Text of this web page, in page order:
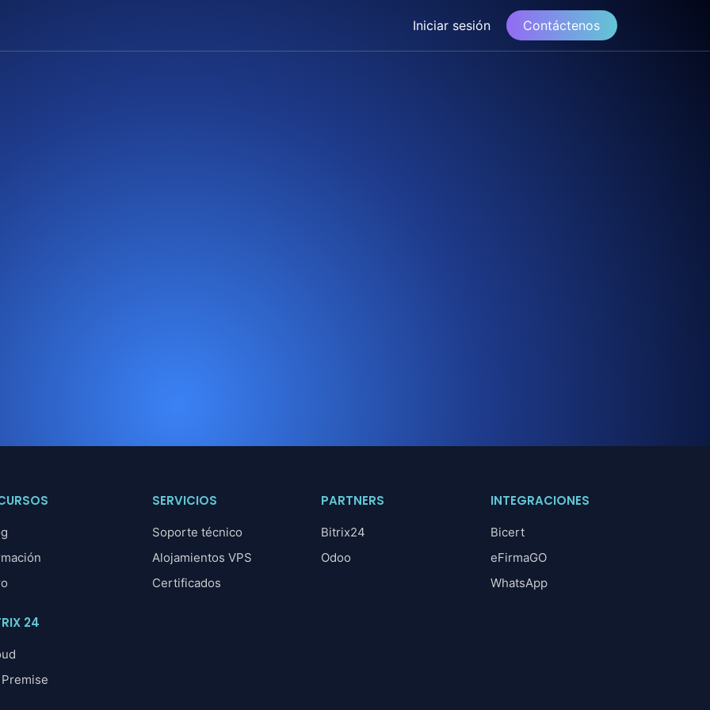
Iniciar sesión Contáctenos
24
Premise
SERVICIOS
Soporte técnico
Alojamientos VPS
Certificados
PARTNERS
Bitrix24
Odoo
INTEGRACIONES
Bicert
eFirmaGO
WhatsApp